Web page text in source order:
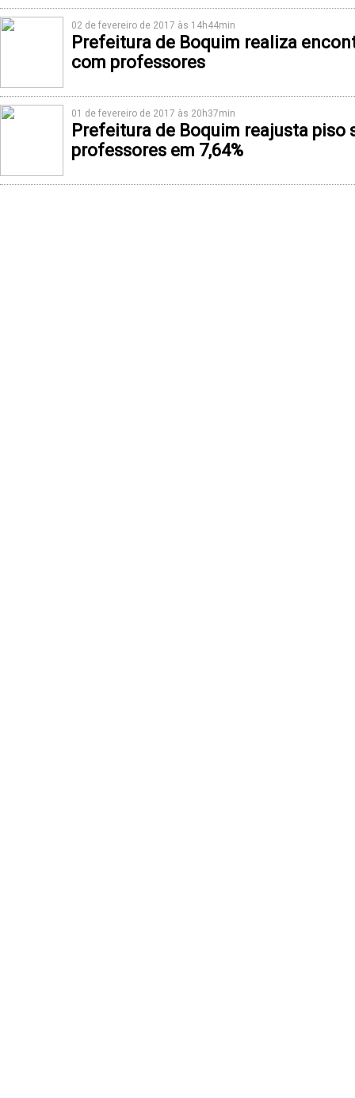
02 de fevereiro de 2017 às 14h44min
Prefeitura de Boquim realiza
com professores
01 de fevereiro de 2017 às 20h37min
Prefeitura de Boquim reajusta piso
professores em 7,64%